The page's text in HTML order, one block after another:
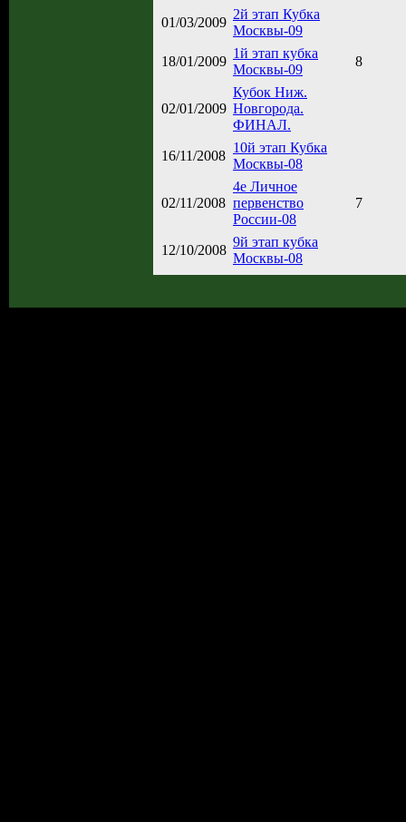
01/03/2009
2й этап Кубка
Москвы-09
18/01/2009
1й этап кубка
Москвы-09
8
02/01/2009
Кубок Ниж.
Новгорода.
ФИНАЛ.
16/11/2008
10й этап Кубка
Москвы-08
02/11/2008
4е Личное
первенство
России-08
7
12/10/2008
9й этап кубка
Москвы-08